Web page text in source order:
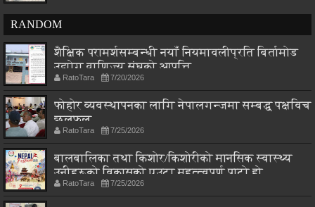
RANDOM
शैक्षिक परामर्शसम्बन्धी नयाँ नियमावलीप्रति बिर्तामोड
उद्योग वाणिज्य संघको आपत्ति
RatoTara 7/20/2026
फोहोर व्यवस्थापनका लागि नेपालगन्जमा सम्बद्ध पक्षविच
छलफल
RatoTara 7/25/2026
बालबालिका तथा किशोर/किशोरीको मानसिक स्वास्थ्य
उनीहरूको विकासको एउटा महत्त्वपूर्ण पाटो हो
RatoTara 7/25/2026